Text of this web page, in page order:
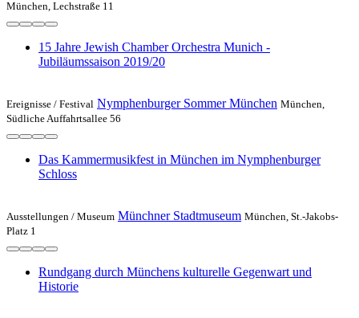
München, Lechstraße 11
15 Jahre Jewish Chamber Orchestra Munich -
Jubiläumssaison 2019/20
Ereignisse / Festival Nymphenburger Sommer München München,
Südliche Auffahrtsallee 56
Das Kammermusikfest in München im Nymphenburger
Schloss
Ausstellungen / Museum Münchner Stadtmuseum München, St.-Jakobs-
Platz 1
Rundgang durch Münchens kulturelle Gegenwart und
Historie